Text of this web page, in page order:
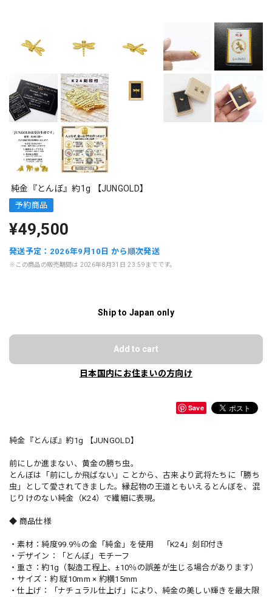
純金『とんぼ』約1g 【JUNGOLD】
予約商品
¥49,500
発送予定：2026年9月10日 から順次発送
※この商品の販売期間は 2026年8月31日 23:59までです。
Ship to Japan only
Add to cart
日本国内にお住まいの方向け
Save
純金『とんぼ』約1g 【JUNGOLD】
前にしか進まない、黄金の勝ち虫。
とんぼは「前にしか飛ばない」ことから、古来より武将たちに「勝ち
虫」として愛されてきました。縁起物の王道ともいえるとんぼを、混
じりけのない純金（K24）で繊細に表現。
◆ 商品仕様
・素材：純度99.9％の金「純金」を使用 「K24」刻印付き
・デザイン：「とんぼ」モチーフ
・重さ：約1g（製造工程上、±10％の誤差が生じる場合があります）
・サイズ：約 縦10mm × 約横15mm
・仕上げ：「ナチュラル仕上げ」により、純金の美しい輝きを最大限